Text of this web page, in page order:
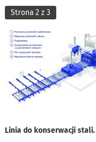
Strona 2 z 3
Linia do konserwacji stali.